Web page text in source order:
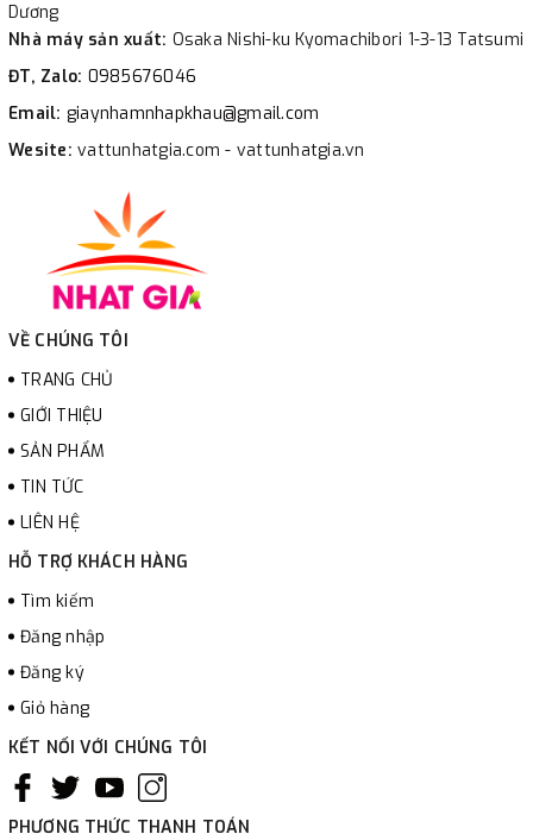
Dương
Nhà máy sản xuất: Osaka Nishi-ku Kyomachibori 1-3-13 Tatsumi
ĐT, Zalo: 0985676046
Email: giaynhamnhapkhau@gmail.com
Wesite: vattunhatgia.com - vattunhatgia.vn
VỀ CHÚNG TÔI
TRANG CHỦ
GIỚI THIỆU
SẢN PHẨM
TIN TỨC
LIÊN HỆ
HỖ TRỢ KHÁCH HÀNG
Tìm kiếm
Đăng nhập
Đăng ký
Giỏ hàng
KẾT NỐI VỚI CHÚNG TÔI
PHƯƠNG THỨC THANH TOÁN